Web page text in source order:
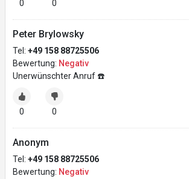
0 0
Peter Brylowsky
Tel: +49 158 88725506
Bewertung: Negativ
Unerwünschter Anruf ☎️
0 0
Anonym
Tel: +49 158 88725506
Bewertung: Negativ